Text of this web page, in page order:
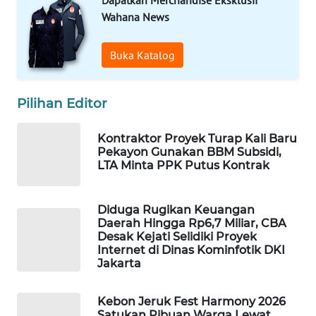
Wahana News
Buka Katalog
Pilihan Editor
Kontraktor Proyek Turap Kali Baru
Pekayon Gunakan BBM Subsidi,
LTA Minta PPK Putus Kontrak
Diduga Rugikan Keuangan
Daerah Hingga Rp6,7 Miliar, CBA
Desak Kejati Selidiki Proyek
Internet di Dinas Kominfotik DKI
Jakarta
Kebon Jeruk Fest Harmony 2026
MAWAKA
ID
NET